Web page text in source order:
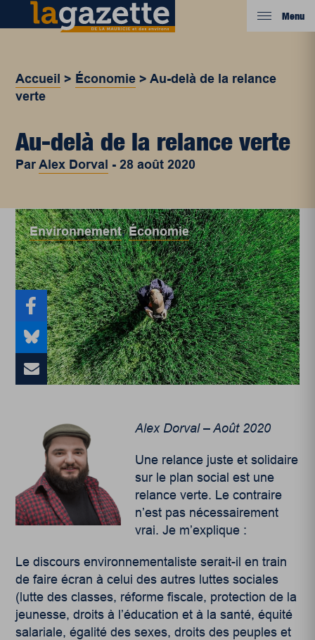
Menu
Accueil > Économie >Au-delà de la relance
verte
Au-delà de la relance verte
ParAlex Dorval -28 août 2020
Environnement,Économie
Alex Dorval – Août 2020
Une relance juste et solidaire
sur le plan social est une
relance verte. Le contraire
n’est pas nécessairement
vrai. Je m’explique :
Le discours environnementaliste serait-il en train
de faire écran à celui des autres luttes sociales
(lutte des classes, réforme fiscale, protection de la
jeunesse, droits à l’éducation et à la santé, équité
salariale, égalité des sexes, droits des peuples et